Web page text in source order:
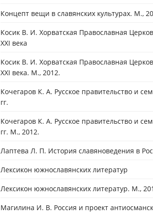
Концепт вещи в славянских культурах. М.,
Косик В. И. Хорватская Православная
XXI века
Косик В. И. Хорватская Православная
XXI века. М., 2012.
Кочегаров К. А. Русское правительство и
гг.
Кочегаров К. А. Русское правительство и
гг. М., 2012.
Лаптева Л. П. История славяноведения в
Лексикон южнославянских литератур
Лексикон южнославянских литератур. М.,
Магилина И. В. Россия и проект